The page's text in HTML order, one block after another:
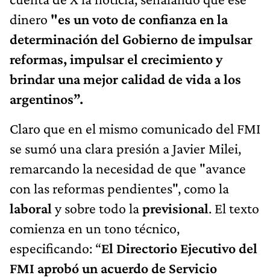
dinero "es un voto de confianza en la
determinación del Gobierno de impulsar
reformas, impulsar el crecimiento y
brindar una mejor calidad de vida a los
argentinos”.
Claro que en el mismo comunicado del FMI
se sumó una clara presión a Javier Milei,
remarcando la necesidad de que "avance
con las reformas pendientes", como la
laboral y sobre todo laprevisional. El texto
comienza en un tono técnico,
especificando: “El Directorio Ejecutivo del
FMI aprobó un acuerdo de Servicio